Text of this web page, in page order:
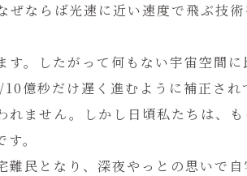
ならば光速に近い速度で飛ぶ技
。したがって何もない宇宙空間
億秒だけ遅く進むように補正され
ません。しかし日頃私たちは、
。
民となり、深夜やっとの思いで